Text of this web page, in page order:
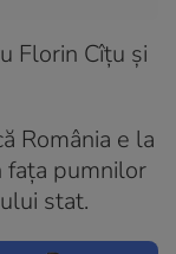
Florin Cîțu și
România e la
faţa pumnilor
stat.